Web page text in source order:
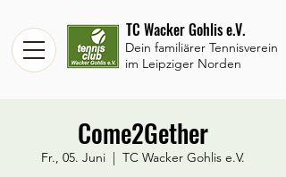
TC Wacker Gohlis e.V.
Dein familiärer Tennisverein
im Leipziger Norden
Come2Gether
Fr., 05. Juni
  |
TC Wacker Gohlis e.V.